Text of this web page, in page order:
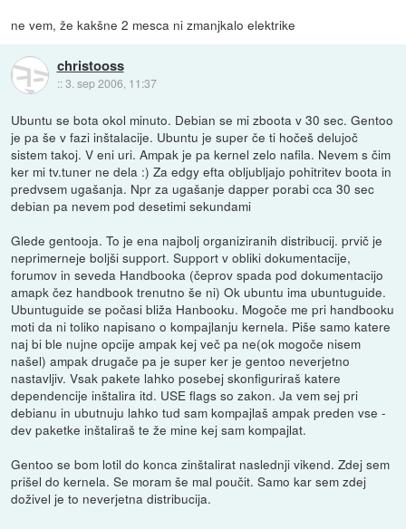
ne vem, že kakšne 2 mesca ni zmanjkalo elektrike
christooss
::3. sep 2006, 11:37
Ubuntu se bota okol minuto. Debian se mi zboota v 30 sec. Gentoo
je pa še v fazi inštalacije. Ubuntu je super če ti hočeš delujoč
sistem takoj. V eni uri. Ampak je pa kernel zelo nafila. Nevem s čim
ker mi tv.tuner ne dela :) Za edgy efta obljubljajo pohitritev boota in
predvsem ugašanja. Npr za ugašanje dapper porabi cca 30 sec
debian pa nevem pod desetimi sekundami
Glede gentooja. To je ena najbolj organiziranih distribucij. prvič je
neprimerneje boljši support. Support v obliki dokumentacije,
forumov in seveda Handbooka (čeprov spada pod dokumentacijo
amapk čez handbook trenutno še ni) Ok ubuntu ima ubuntuguide.
Ubuntuguide se počasi bliža Hanbooku. Mogoče me pri handbooku
moti da ni toliko napisano o kompajlanju kernela. Piše samo katere
naj bi ble nujne opcije ampak kej več pa ne(ok mogoče nisem
našel) ampak drugače pa je super ker je gentoo neverjetno
nastavljiv. Vsak pakete lahko posebej skonfiguriraš katere
dependencije inštalira itd. USE flags so zakon. Ja vem sej pri
debianu in ubutnuju lahko tud sam kompajlaš ampak preden vse -
dev paketke inštaliraš te že mine kej sam kompajlat.
Gentoo se bom lotil do konca zinštalirat naslednji vikend. Zdej sem
prišel do kernela. Se moram še mal poučit. Samo kar sem zdej
doživel je to neverjetna distribucija.